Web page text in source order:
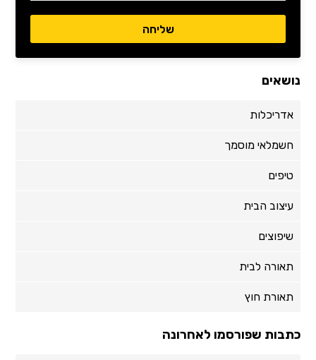
נושאים
אדריכלות
חשמלאי מוסמך
טיפים
עיצוב הבית
שיפוצים
תאורה לבית
תאורת חוץ
כתבות שפורסמו לאחרונה